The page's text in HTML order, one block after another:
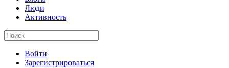
Люди
Активность
Войти
Зарегистрироваться